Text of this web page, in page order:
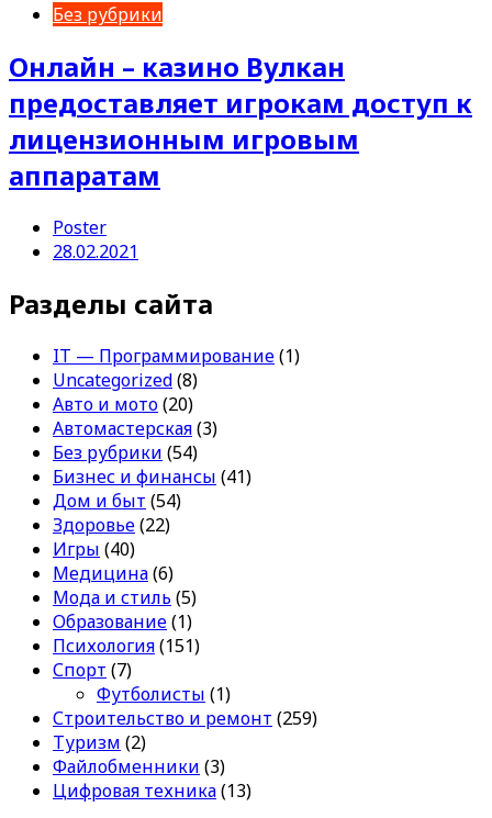
Без рубрики
Онлайн – казино Вулкан
предоставляет игрокам доступ к
лицензионным игровым
аппаратам
Poster
28.02.2021
Разделы сайта
IT — Программирование(1)
Uncategorized(8)
Авто и мото(20)
Автомастерская(3)
Без рубрики (54)
Бизнес и финансы (41)
Дом и быт (54)
Здоровье(22)
Игры (40)
Медицина(6)
Мода и стиль (5)
Образование(1)
Психология(151)
Спорт (7)
Футболисты (1)
Строительство и ремонт (259)
Туризм (2)
Файлобменники (3)
Цифровая техника(13)